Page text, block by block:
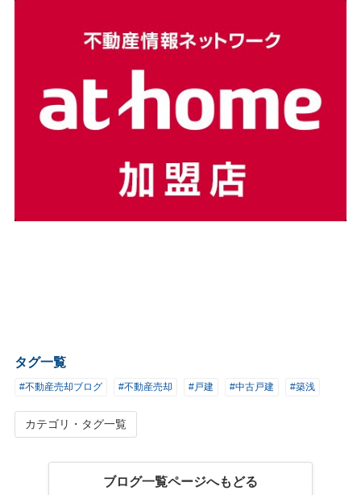
タグ一覧
#不動産売却ブログ #不動産売却 #戸建 #中古戸建 #築浅
カテゴリ・タグ一覧
ブログ一覧ページへもどる